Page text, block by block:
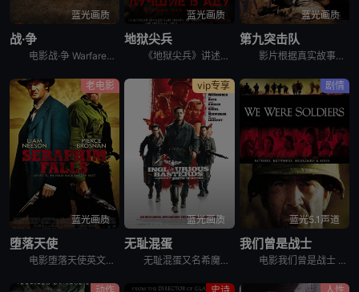
蓝光画质
战·争
电影战·争 Warfare讲述的是：一支海豹突击队奉命在伊拉克设立哨站，执行监视任务期间，突然被敌军大举围攻。敌众我寡，在猛烈炮火攻击下，他们唯有死守哨站，等候援兵及装甲车抵达。然而同袍伤重垂危，
蓝光画质
地狱尖兵
《地狱尖兵》讲述的是：在一名呼啸山庄战士的带领下，冲锋队面临着一项艰巨的任务:控制市中心的高楼大厦。坦克和装甲运兵车本应让任务变得轻松，但被大型迫击炮和无人机所掩盖的激烈抵抗却削弱了攻击的优势。战
蓝光画质
第九突击队
影片根据真实故事改编，以苏联入侵阿富汗事件为背景。1987年到1989年期间，阿富汗战场异常惨烈。由于穆斯林的强烈抵抗，苏联在阿富汗损兵折将，死伤无数。 &nbsp; &nbsp; &nbsp;
老电影
蓝光画质
堕落天使
电影堕落天使英文名Seraphim Falls，讲述的是：南北战争爆发后，尼森扮演的南方军官卡弗，带着四个跟班走上了杀人之路，皮尔斯·布鲁斯南饰演的基甸则一路逃窜。双方的战斗从内华达州的洛基雪山开
vip专享
蓝光画质
无耻混蛋
无耻混蛋又名希魔撞正杀人狂,恶棍特工,无良杂种,无良杂军,戴罪立功,无良杂牌军,混蛋野战队，分五章进行。二战中德占法国，德军上校汉斯（克里斯托弗·瓦尔兹 Christoph Waltz 饰）号称“
剧情
蓝光5.1声道
我们曾是战士
电影我们曾是战士 We Were Soldiers根据越南战争中的真实战斗改编。1965年11月，越南战争升级至美军直接参与战争阶段。驻越美军人数不断上升。摩尔中校（梅尔吉布森 Mel Gibso